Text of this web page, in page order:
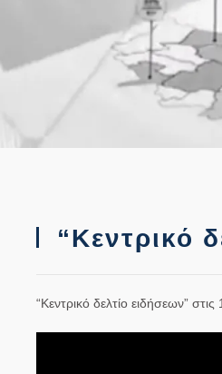
“Κεντρικό
“Κεντρικό δελτίο ειδήσεων”